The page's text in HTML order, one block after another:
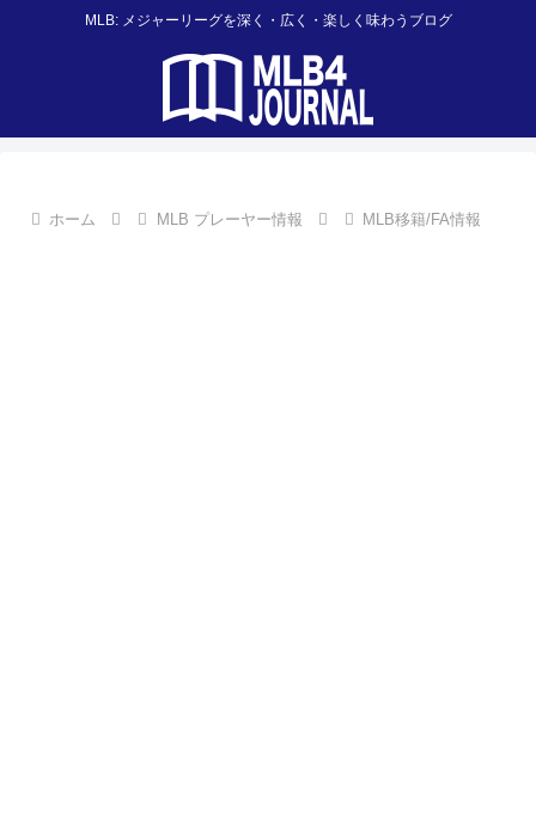
MLB: メジャーリーグを深く・広く・楽しく味わうブログ
ホーム MLB プレーヤー情報 MLB移籍/FA情報